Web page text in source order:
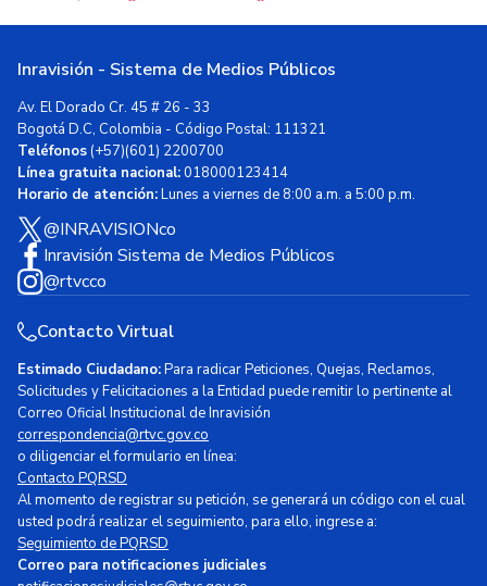
Inravisión - Sistema de Medios Públicos
Av. El Dorado Cr. 45 # 26 - 33
Bogotá D.C, Colombia - Código Postal: 111321
Teléfonos(+57)(601) 2200700
Línea gratuita nacional:018000123414
Horario de atención:Lunes a viernes de 8:00 a.m. a 5:00 p.m.
@INRAVISIONco
Inravisión Sistema de Medios Públicos
@rtvcco
Contacto Virtual
Estimado Ciudadano:Para radicar Peticiones, Quejas, Reclamos,
Solicitudes y Felicitaciones a la Entidad puede remitir lo pertinente al
Correo Oficial Institucional de Inravisión
correspondencia@rtvc.gov.co
o diligenciar el formulario en línea:
Contacto PQRSD
Al momento de registrar su petición, se generará un código con el cual
usted podrá realizar el seguimiento, para ello, ingrese a:
Seguimiento de PQRSD
Correo para notificaciones judiciales